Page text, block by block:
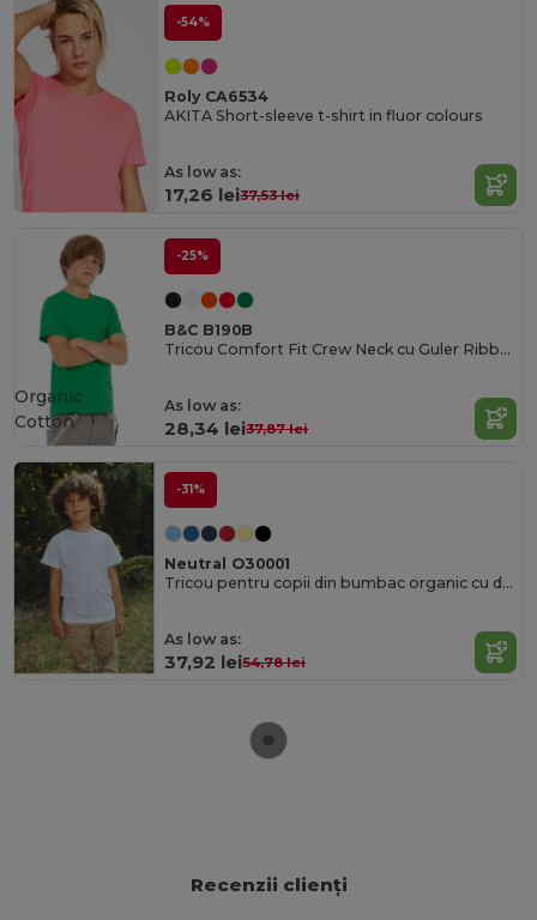
-54%
Roly CA6534
AKITA Short-sleeve t-shirt in fluor colours
As low as:
17,26 lei37,53 lei
-25%
B&C B190B
Tricou Comfort Fit Crew Neck cu Guler Ribbed
As low as:
28,34 lei37,87 lei
Organic
Cotton
-31%
Neutral O30001
Tricou pentru copii din bumbac organic cu design modern
As low as:
37,92 lei54,78 lei
Recenzii clienți